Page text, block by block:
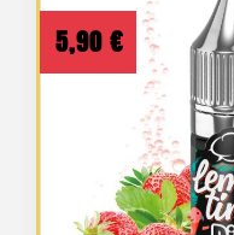
5,90 €